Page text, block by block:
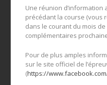
Une réunion d’information
précédant la course (vous
dans le courant du mois
complémentaires
Pour de plus amples
sur le site officiel de
(https://